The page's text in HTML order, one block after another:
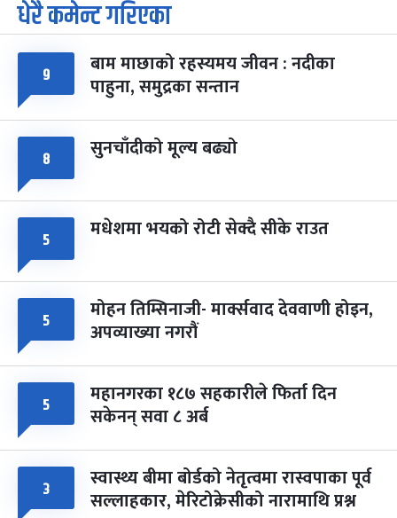
७
आइत
पूर्णिमा व्रत
चैत्र ७, २०८३-Mar 21, 2027
८ फागुपूर्णिमा
चैत्र ८, २०८३-Mar 22, 2027
७ महिना बाँकी
धेरै कमेन्ट गरिएका
९ बाम माछाको रहस्यमय जीवन : नदीका
पाहुना, समुद्रका सन्तान
८ सुनचाँदीको मूल्य बढ्यो
५ मधेशमा भयको रोटी सेक्दै सीके राउत
५ मोहन तिम्सिनाजी- मार्क्सवाद देववाणी होइन,
अपव्याख्या नगरौं
५ महानगरका १८७ सहकारीले फिर्ता दिन
सकेनन् सवा ८ अर्ब
३ स्वास्थ्य बीमा बोर्डको नेतृत्वमा रास्वपाका पूर्व
सल्लाहकार, मेरिटोक्रेसीको नारामाथि प्रश्न